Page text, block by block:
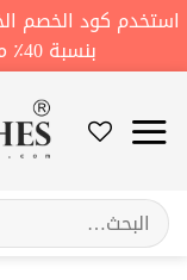
استخدم كود الخصم
بنسبة 40٪ مع الشحن مجاني
للمحتوى
البحث
عن: